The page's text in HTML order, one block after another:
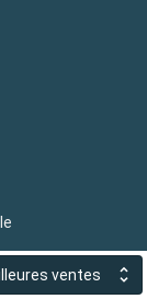
ventes